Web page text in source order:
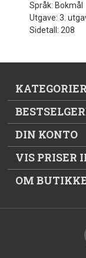
Språk: Bokmål
Utgave: 3.
Sidetall: 208
KATEGORIER
DIN KONTO
VIS PRISER
OM